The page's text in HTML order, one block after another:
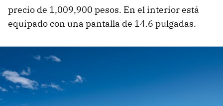
precio de 1,009,900 pesos. En el interior está
equipado con una pantalla de 14.6 pulgadas.